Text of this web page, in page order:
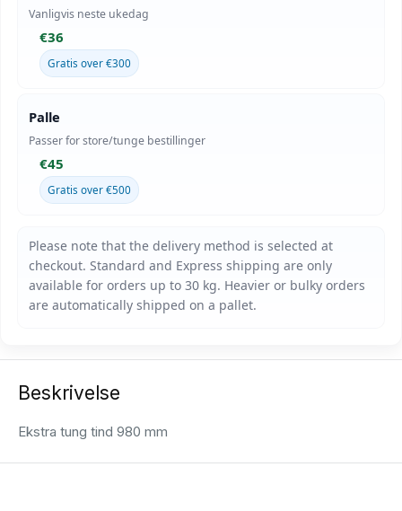
Vanligvis neste ukedag
€36
Gratis over €300
Palle
Passer for store/tunge bestillinger
€45
Gratis over €500
Beskrivelse
Ekstra tung tind 980 mm